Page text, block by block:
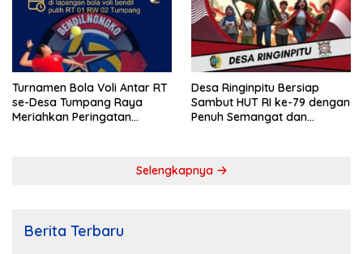
Turnamen Bola Voli Antar RT
se-Desa Tumpang Raya
Meriahkan Peringatan
Desa Ringinpitu Bersiap
Sambut HUT RI ke-79 dengan
Penuh Semangat dan
Selengkapnya
Berita Terbaru